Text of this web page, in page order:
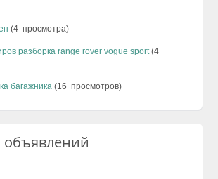
(4 просмотра)
разборка range rover vogue sport(4
багажника (16 просмотров)
объявлений